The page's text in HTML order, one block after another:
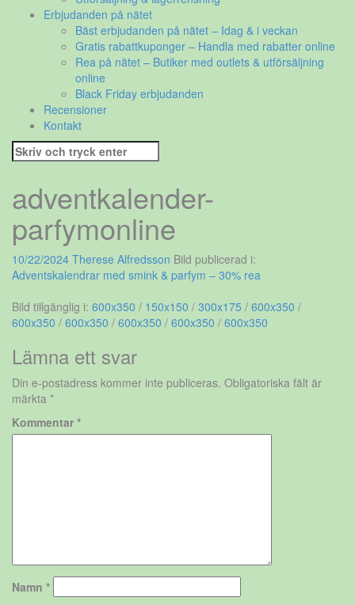
Erbjudanden på nätet
Bäst erbjudanden på nätet – Idag & i veckan
Gratis rabattkuponger – Handla med rabatter online
Rea på nätet – Butiker med outlets & utförsäljning
online
Black Friday erbjudanden
Recensioner
Kontakt
Sök
efter:
adventkalender-
parfymonline
10/22/2024 Therese Alfredsson Bild publicerad i:
Adventskalendrar med smink & parfym – 30% rea
Bild tillgänglig i: 600x350 / 150x150 / 300x175 / 600x350 /
600x350 / 600x350 / 600x350 / 600x350 / 600x350
Lämna ett svar
Din e-postadress kommer inte publiceras. Obligatoriska fält är
märkta *
Kommentar *
Namn *